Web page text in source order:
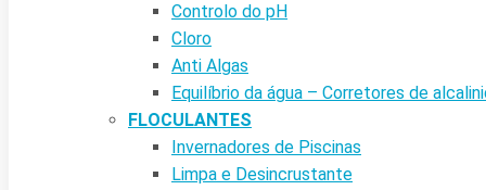
Controlo do pH
Cloro
Anti Algas
Equilíbrio da água – Corretores de
FLOCULANTES
Invernadores de Piscinas
Limpa e Desincrustante